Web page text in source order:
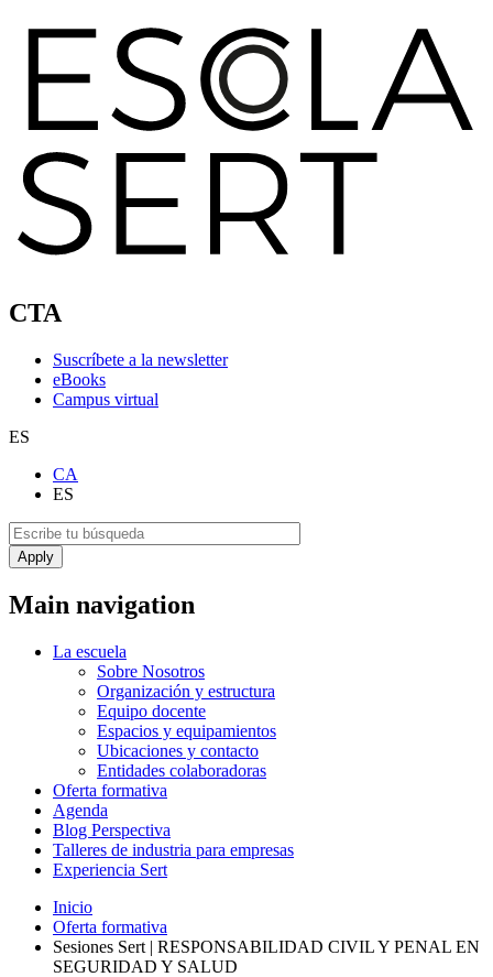
CTA
Suscríbete a la newsletter
eBooks
Campus virtual
ES
CA
ES
Main navigation
La escuela
Sobre Nosotros
Organización y estructura
Equipo docente
Espacios y equipamientos
Ubicaciones y contacto
Entidades colaboradoras
Oferta formativa
Agenda
Blog Perspectiva
Talleres de industria para empresas
Experiencia Sert
Inicio
Oferta formativa
Sesiones Sert | RESPONSABILIDAD CIVIL Y PENAL EN
SEGURIDAD Y SALUD